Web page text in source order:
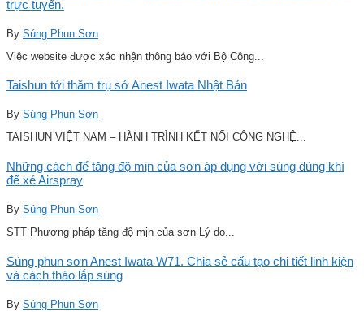
trực tuyến.
By Súng Phun Sơn
Việc website được xác nhận thông báo với Bộ Công...
Taishun tới thăm trụ sở Anest Iwata Nhật Bản
By Súng Phun Sơn
TAISHUN VIỆT NAM – HÀNH TRÌNH KẾT NỐI CÔNG NGHỆ...
Những cách để tăng độ mịn của sơn áp dụng với súng dùng khí
để xé Airspray
By Súng Phun Sơn
STT Phương pháp tăng độ mịn của sơn Lý do...
Súng phun sơn Anest Iwata W71. Chia sẻ cấu tạo chi tiết linh kiện
và cách tháo lắp súng
By Súng Phun Sơn